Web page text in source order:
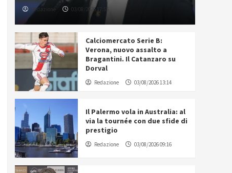
Redazione 03/08/2026 17:55
Calciomercato Serie B:
Verona, nuovo assalto a
Bragantini. Il Catanzaro su
Dorval
Redazione 03/08/2026 13:14
Il Palermo vola in Australia: al
via la tournée con due sfide di
prestigio
Redazione 03/08/2026 09:16